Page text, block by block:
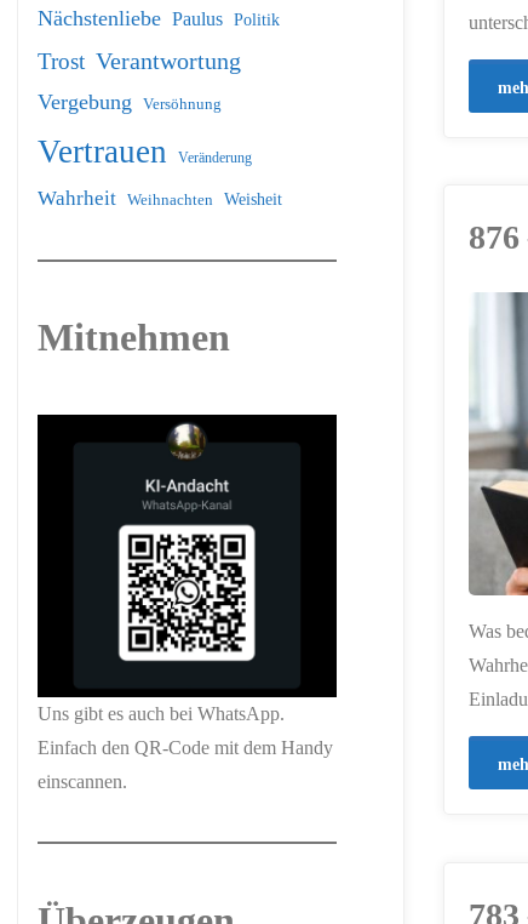
Was
Nächstenliebe Paulus Politik
Trost Verantwortung
Vergebung Versöhnung
Vertrauen Veränderung
Wahrheit Weihnachten Weisheit
Mitnehmen
Uns gibt es auch bei WhatsApp.
Einfach den QR-Code mit dem Handy
einscannen.